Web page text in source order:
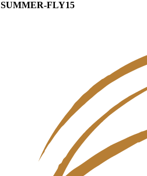
SUMMER-FLY15